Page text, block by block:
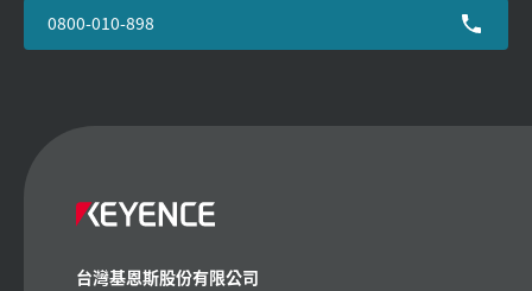
0800-010-898
台灣基恩斯股份有限公司